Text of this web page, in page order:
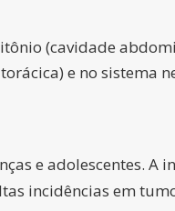
(cavidade
e no sistema
e adolescentes. A
incidências em